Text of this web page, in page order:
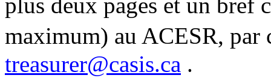
maximum) au ACESR,
treasurer@casis.ca .